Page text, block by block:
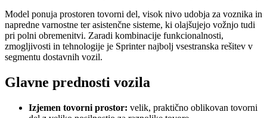
Model ponuja prostoren tovorni del, visok nivo udobja za voznika in
napredne varnostne ter asistenčne sisteme, ki olajšujejo vožnjo tudi
pri polni obremenitvi. Zaradi kombinacije funkcionalnosti,
zmogljivosti in tehnologije je Sprinter najbolj vsestranska rešitev v
segmentu dostavnih vozil.
Glavne prednosti vozila
Izjemen tovorni prostor: velik, praktično oblikovan tovorni